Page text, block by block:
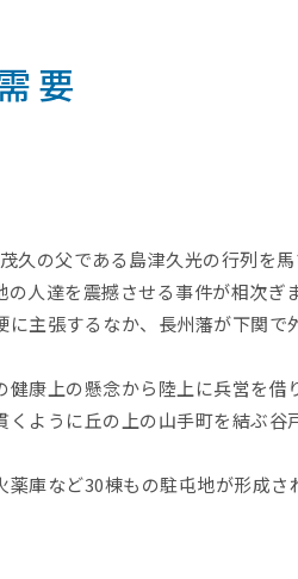
要
久の父である島津久光の行列を
人達を震撼させる事件が相次ぎ
主張するなか、長州藩が下関で
康上の懸念から陸上に兵営を借
ように丘の上の山手町を結ぶ谷
庫など30棟もの駐屯地が形成さ